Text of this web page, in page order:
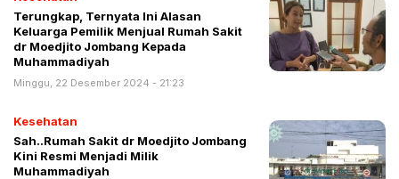
Terungkap, Ternyata Ini Alasan
Keluarga Pemilik Menjual Rumah Sakit
dr Moedjito Jombang Kepada
Muhammadiyah
Minggu, 22 Desember 2024 - 21:23
Kesehatan
Sah..Rumah Sakit dr Moedjito Jombang
Kini Resmi Menjadi Milik
Muhammadiyah